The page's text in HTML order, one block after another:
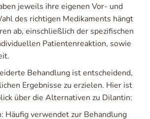
jeweils ihre eigenen Vor- und
des richtigen Medikaments hängt
ab, einschließlich der spezifischen
Patientenreaktion, sowie
Behandlung ist entscheidend,
Ergebnisse zu erzielen. Hier ist
über die Alternativen zu Dilantin:
Häufig verwendet zur Behandlung